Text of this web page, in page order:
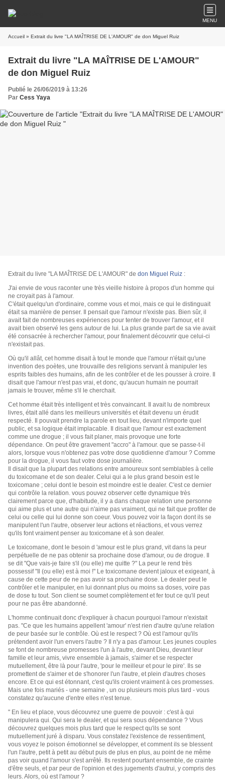
MENU
Accueil » Extrait du livre "LA MAÎTRISE DE L'AMOUR" de don Miguel Ruiz
Extrait du livre "LA MAÎTRISE DE L'AMOUR"
de don Miguel Ruiz
Publié le 26/06/2019 à 13:26
Par Cess Yaya
Extrait du livre "LA MAÎTRISE DE L'AMOUR" de don Miguel Ruiz :
J'ai envie de vous raconter une très vieille histoire à propos d'un homme qui
ne croyait pas à l'amour.
C'était quelqu'un d'ordinaire, comme vous et moi, mais ce qui le distinguait
était sa manière de penser. Il pensait que l'amour n'existe pas. Bien sûr, il
avait fait de nombreuses expériences pour tenter de trouver l'amour, et il
avait bien observé les gens autour de lui. La plus grande part de sa vie avait
été consacrée à rechercher l'amour, pour finalement découvrir que celui-ci
n'existait pas.
Où qu'il allât, cet homme disait à tout le monde que l'amour n'était qu'une
invention des poètes, une trouvaille des religions servant à manipuler les
esprits faibles des humains, afin de les contrôler et de les pousser à croire. Il
disait que l'amour n'est pas vrai, et donc, qu'aucun humain ne pourrait
jamais le trouver, même s'il le cherchait.
Cet homme était très intelligent et très convaincant. Il avait lu de nombreux
livres, était allé dans les meilleurs universités et était devenu un érudit
respecté. Il pouvait prendre la parole en tout lieu, devant n'importe quel
public, et sa logique était implacable. Il disait que l'amour est exactement
comme une drogue ; il vous fait planer, mais provoque une forte
dépendance. On peut être gravement "accro" à l'amour. que se passe-t-il
alors, lorsque vous n'obtenez pas votre dose quotidienne d'amour ? Comme
pour la drogue, il vous faut votre dose journalière.
Il disait que la plupart des relations entre amoureux sont semblables à celle
du toxicomane et de son dealer. Celui qui a le plus grand besoin est le
toxicomane ; celui dont le besoin est moindre est le dealer. C'est ce dernier
qui contrôle la relation. vous pouvez observer cette dynamique très
clairement parce que, d'habitude, il y a dans chaque relation une personne
qui aime plus et une autre qui n'aime pas vraiment, qui ne fait que profiter de
celui ou celle qui lui donne son coeur. Vous pouvez voir la façon dont ils se
manipulent l'un l'autre, observer leur actions et réactions, et vous verrez
qu'ils font vraiment penser au toxicomane et à son dealer.
Le toxicomane, dont le besoin d 'amour est le plus grand, vit dans la peur
perpétuelle de ne pas obtenir sa prochaine dose d'amour, ou de drogue. Il
se dit "Que vais-je faire s'il (ou elle) me quitte ?" La peur le rend très
possessif "Il (ou elle) est à moi !" Le toxicomane devient jaloux et exigeant, à
cause de cette peur de ne pas avoir sa prochaine dose. Le dealer peut le
contrôler et le manipuler, en lui donnant plus ou moins sa doses, voire pas
de dose tu tout. Son client se soumet complètement et fer tout ce qu'il peut
pour ne pas être abandonné.
L'homme continuait donc d'expliquer à chacun pourquoi l'amour n'existait
pas. "Ce que les humains appellent 'amour' n'est rien d'autre qu'une relation
de peur basée sur le contrôle. Où est le respect ? Où est l'amour qu'ils
prétendent avoir l'un envers l'autre ? Il n'y a pas d'amour. Les jeunes couples
se font de nombreuse promesses l'un à l'autre, devant Dieu, devant leur
famille et leur amis, vivre ensemble à jamais, s'aimer et se respecter
mutuellement, être là pour l'autre, 'pour le meilleur et pour le pire'. Ils se
promettent de s'aimer et de s'honorer l'un l'autre, et plein d'autres choses
encore. Et ce qui est étonnant, c'est qu'ils croient vraiment à ces promesses.
Mais une fois mariés - une semaine , un ou plusieurs mois plus tard - vous
constatez qu'aucune d'entre elles n'est tenue.
" En lieu et place, vous découvrez une guerre de pouvoir : c'est à qui
manipulera qui. Qui sera le dealer, et qui sera sous dépendance ? Vous
découvrez quelques mois plus tard que le respect qu'ils se sont
mutuellement juré à disparu. Vous constatez l'existence de ressentiment,
vous voyez le poison émotionnel se développer, et comment ils se blessent
l'un l'autre, petit à petit au début puis de plus en plus, au point de ne même
pas voir quand l'amour s'est arrêté. Ils restent pourtant ensemble, de crainte
d'être seuls, et par peur de l'opinion et des jugements d'autrui, y compris des
leurs. Alors, où est l'amour ?